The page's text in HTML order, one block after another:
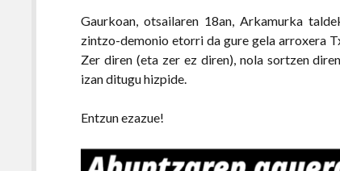
Gaurkoan, otsailaren 18an, Arkamurka
zintzo-demonio etorri da gure gela arroxera
Zer diren (eta zer ez diren), nola sortzen
izan ditugu hizpide.
Entzun ezazue!